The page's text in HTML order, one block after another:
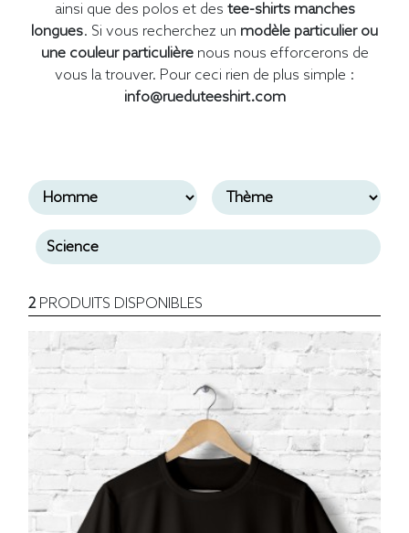
ainsi que des polos et des tee-shirts manches
longues. Si vous recherchez un modèle particulier ou
une couleur particulièrenous nous efforcerons de
vous la trouver. Pour ceci rien de plus simple :
info@rueduteeshirt.com
2PRODUITS DISPONIBLES